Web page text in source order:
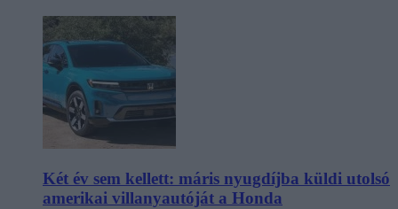
Két év sem kellett: máris nyugdíjba küldi utolsó
amerikai villanyautóját a Honda